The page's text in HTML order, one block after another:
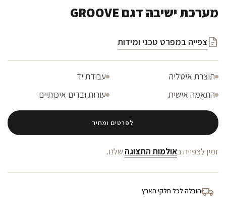
מערכת ישיבה דגם GROOVE
צפייה במפרט טכני ומידות
תוצרת איטליה
עבודת יד
התאמה אישית
עורות ובדים איכותיים
לפרטים ומחיר
זמין לצפייה באולמות התצוגה שלנו.
הובלה לכל חלקי הארץ